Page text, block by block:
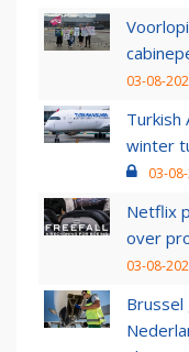
03-08-
Turkish
winter
03-
Netflix
over
03-08-